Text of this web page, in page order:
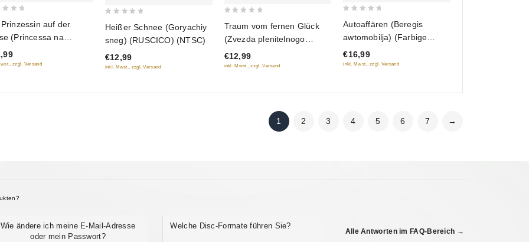
auf der
(Princessa na
(RUSCICO)
zzgl. Versand
of
5
Heißer Schnee (Goryachiy
sneg) (RUSCICO) (NTSC)
€12,99
inkl. Mwst., zzgl. Versand
of
5
Traum vom fernen Glück
(Zvezda plenitelnogo
schastya) (RUSCICO)
(NTSC)
€12,99
inkl. Mwst., zzgl. Versand
of
5
Autoaffären (Beregis
awtomobilja) (Farbige
Version)
€16,99
inkl. Mwst., zzgl. Versand
1 2 3 4 5 6 7 →
Wie ändere ich meine E-Mail-Adresse
oder mein Passwort?
Welche Disc-Formate führen Sie?
Alle Antworten im FAQ-Bereich →